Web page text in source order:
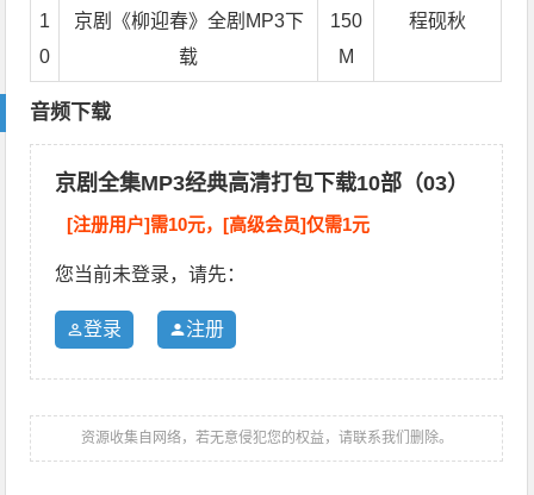
1
0
京剧《柳迎春》全剧MP3下
载
150
M
程砚秋
音频下载
京剧全集MP3经典高清打包下载10部（03）
[注册用户]需10元，[高级会员]仅需1元
您当前未登录，请先：
登录 注册
资源收集自网络，若无意侵犯您的权益，请联系我们删除。